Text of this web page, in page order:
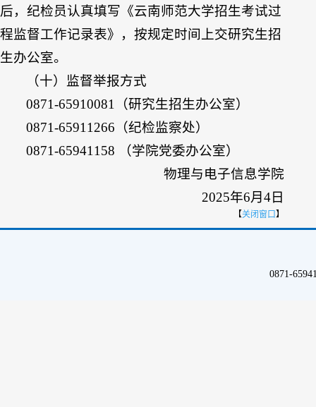
后，纪检员认真填写《云南师范大学招生考试过
程监督工作记录表》，按规定时间上交研究生招
生办公室。
（十）监督举报方式
0871-65910081（研究生招生办公室）
0871-65911266（纪检监察处）
0871-65941158 （学院党委办公室）
物理与电子信息学院
2025年6月4日
【关闭窗口】
0871-